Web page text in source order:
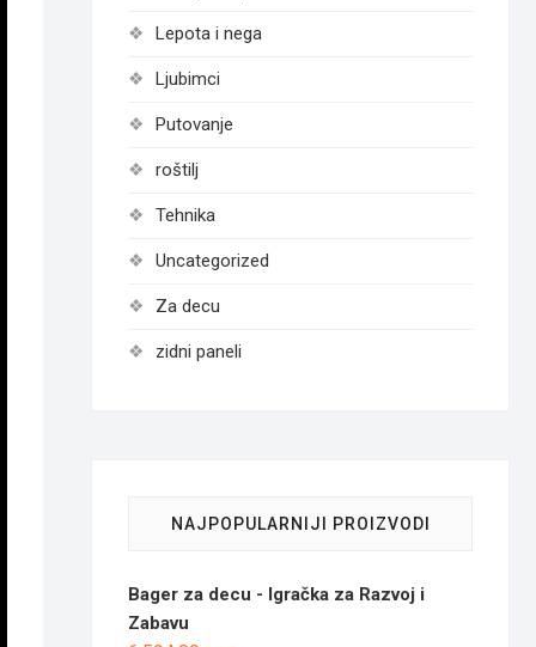
Lepota i nega
Ljubimci
Putovanje
roštilj
Tehnika
Uncategorized
Za decu
zidni paneli
NAJPOPULARNIJI PROIZVODI
Bager za decu - Igračka za Razvoj i
Zabavu